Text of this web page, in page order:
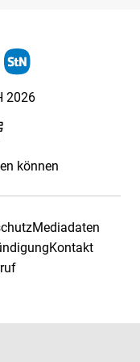
2026
können
Mediadaten
Kontakt